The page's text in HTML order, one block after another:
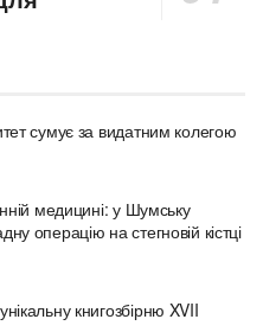
сумує за видатним колегою
медицині: у Шумську
операцію на стегновій кістці
книгозбірню XVII